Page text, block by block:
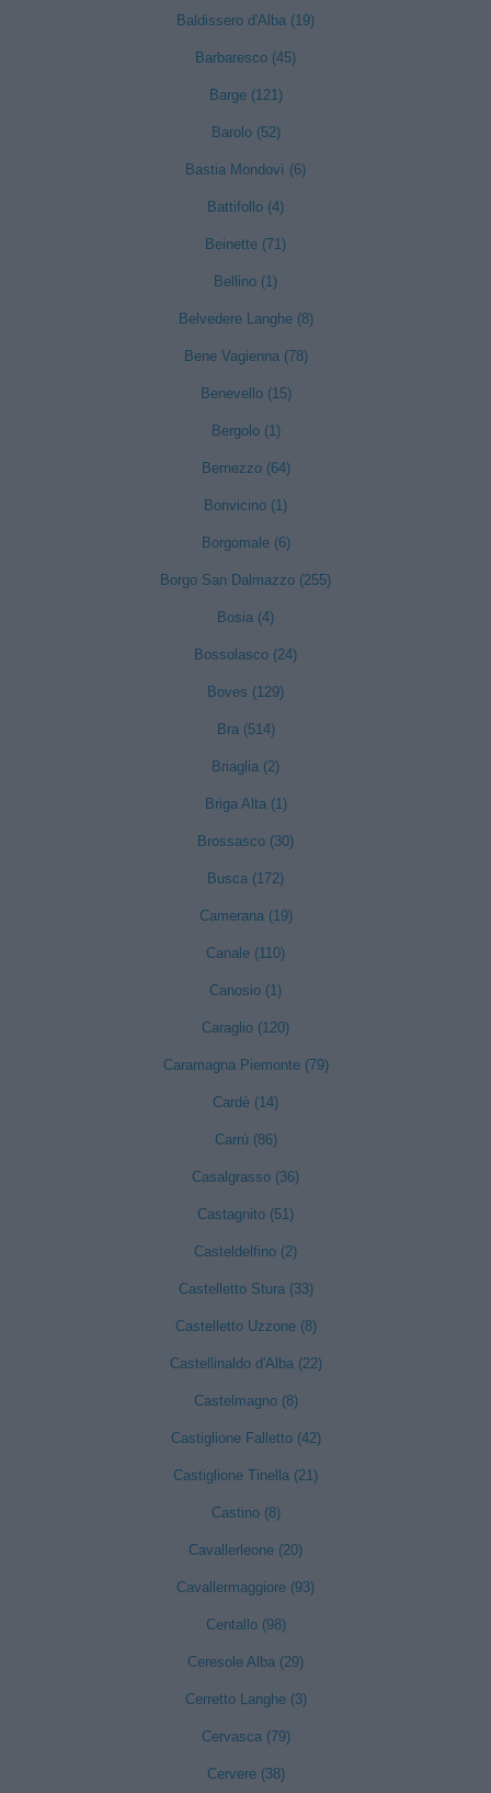
Baldissero d'Alba (19)
Barbaresco (45)
Barge (121)
Barolo (52)
Bastia Mondovì (6)
Battifollo (4)
Beinette (71)
Bellino (1)
Belvedere Langhe (8)
Bene Vagienna (78)
Benevello (15)
Bergolo (1)
Bernezzo (64)
Bonvicino (1)
Borgomale (6)
Borgo San Dalmazzo (255)
Bosia (4)
Bossolasco (24)
Boves (129)
Bra (514)
Briaglia (2)
Briga Alta (1)
Brossasco (30)
Busca (172)
Camerana (19)
Canale (110)
Canosio (1)
Caraglio (120)
Caramagna Piemonte (79)
Cardè (14)
Carrù (86)
Casalgrasso (36)
Castagnito (51)
Casteldelfino (2)
Castelletto Stura (33)
Castelletto Uzzone (8)
Castellinaldo d'Alba (22)
Castelmagno (8)
Castiglione Falletto (42)
Castiglione Tinella (21)
Castino (8)
Cavallerleone (20)
Cavallermaggiore (93)
Centallo (98)
Ceresole Alba (29)
Cerretto Langhe (3)
Cervasca (79)
Cervere (38)